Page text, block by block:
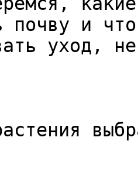
почву и
уход,